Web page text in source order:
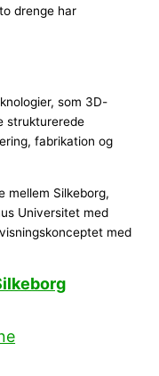
drenge har
som 3D-
strukturerede
fabrikation og
mellem Silkeborg,
Universitet med
med